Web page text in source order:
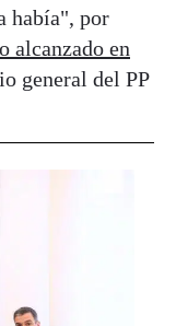
había", por
alcanzado en
general del PP